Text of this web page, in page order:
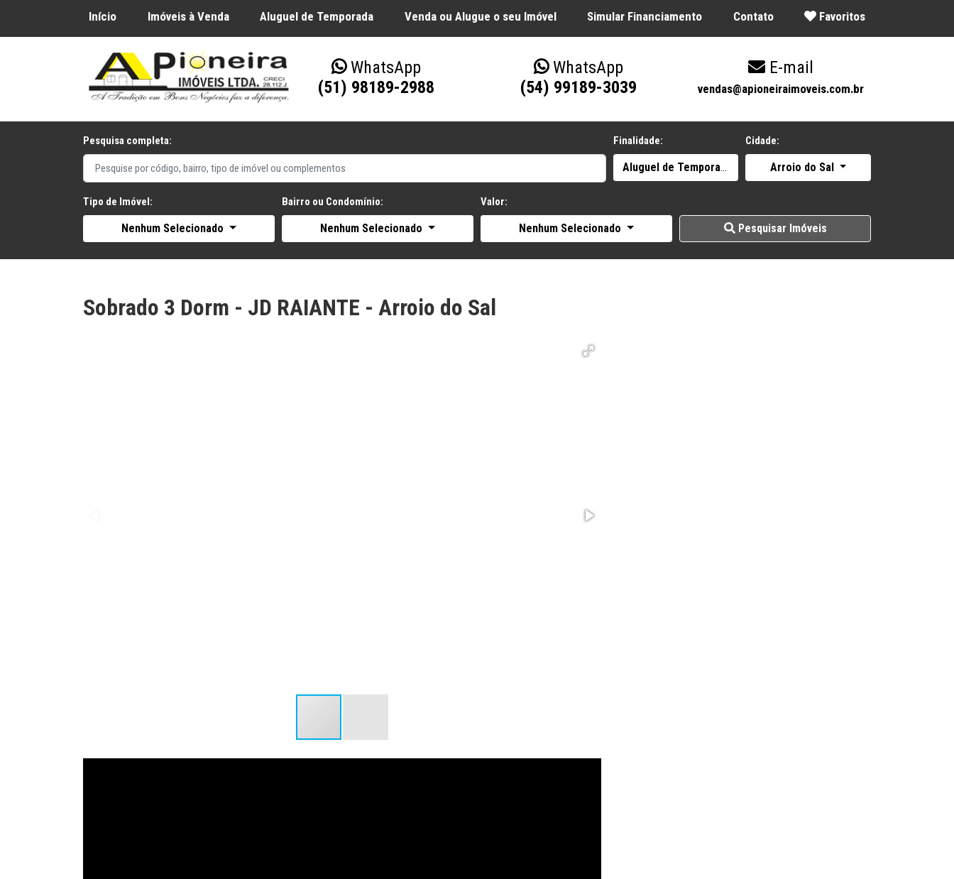
Início Imóveis à Venda Aluguel de Temporada Venda ou Alugue o seu Imóvel Simular Financiamento Contato Favoritos
WhatsApp
(51) 98189-2988
WhatsApp
(54) 99189-3039
E-mail
vendas@apioneiraimoveis.com.br
Pesquisa completa: Finalidade:
Aluguel de Temporada
Cidade:
Arroio do Sal
Tipo de Imóvel:
Nenhum Selecionado
Bairro ou Condomínio:
Nenhum Selecionado
Valor:
Nenhum Selecionado Pesquisar Imóveis
Sobrado 3 Dorm - JD RAIANTE - Arroio do Sal